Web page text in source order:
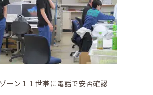
ーン１１世帯に電話で安否確認